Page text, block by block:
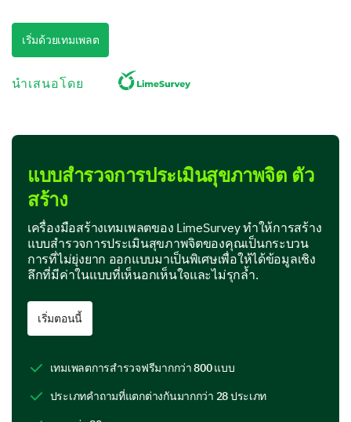
5- Strongly agree
I generally feel relaxed.
Now, let's explore stress and anxiety
levels.
Stress and anxiety are part of life, but how we
manage them can make all the difference. Let's delve
How often do you experience stress or anxiety?
Weekly
เริ่มด้วยเทมเพลต
นำเสนอโดย
แบบสำรวจการประเมินสุขภาพจิต ตัว
สร้าง
เครื่องมือสร้างเทมเพลตของ LimeSurvey ทำให้การสร้าง
แบบสำรวจการประเมินสุขภาพจิตของคุณเป็นกระบวน
การที่ไม่ยุ่งยาก ออกแบบมาเป็นพิเศษเพื่อให้ได้ข้อมูลเชิง
ลึกที่มีค่าในแบบที่เห็นอกเห็นใจและไม่รุกล้ำ.
เริ่มตอนนี้
เทมเพลตการสำรวจฟรีมากกว่า 800 แบบ
ประเภทคำถามที่แตกต่างกันมากกว่า 28 ประเภท